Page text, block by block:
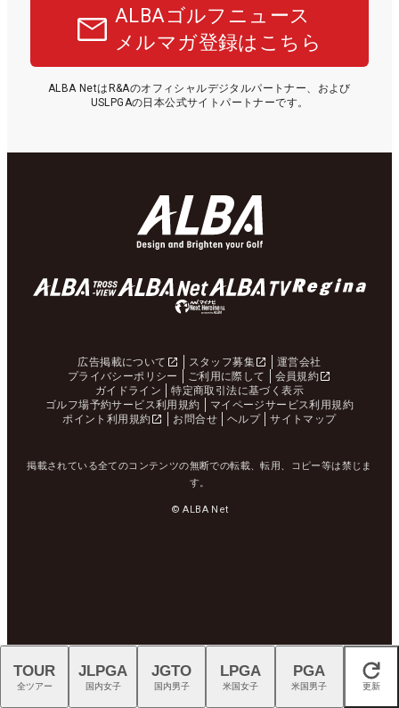
ALBAゴルフニュース
メルマガ登録はこちら
ALBA NetはR&Aのオフィシャルデジタルパートナー、および
USLPGAの日本公式サイトパートナーです。
広告掲載について スタッフ募集
運営会社
プライバシーポリシー
ご利用に際して
会員規約
ガイドライン
特定商取引法に基づく表示
ゴルフ場予約サービス利用規約
マイページサービス利用規約
ポイント利用規約
お問合せ ヘルプ サイトマップ
掲載されている全てのコンテンツの無断での転載、転用、コピー等は禁じま
す。
© ALBA Net
閉じる
TOUR
全ツアー
JLPGA
国内女子
JGTO
国内男子
LPGA
米国女子
PGA
米国男子 更新